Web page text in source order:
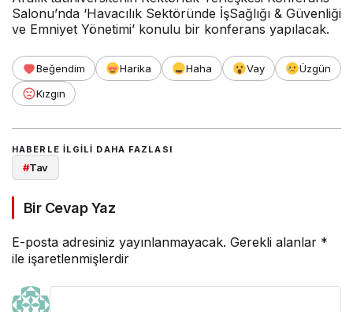
Salonu’nda ‘Havacılık Sektöründe İşSağlığı & Güvenliği
ve Emniyet Yönetimi’ konulu bir konferans yapılacak.
Beğendim Harika Haha Vay
Üzgün
Kızgın
HABERLE ILGILI DAHA FAZLASI
#Tav
Bir Cevap Yaz
E-posta adresiniz yayınlanmayacak. Gerekli alanlar *
ile işaretlenmişlerdir